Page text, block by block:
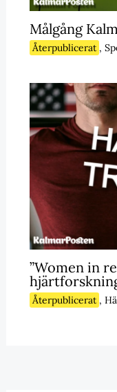
Målgång
Återpublicerat ,
”Women in
Återpublicerat ,